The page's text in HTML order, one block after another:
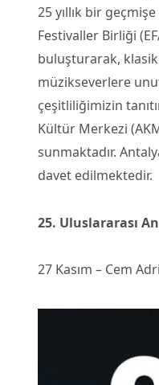
25 yıllık bir
Festivaller Birliği
buluşturarak,
müzikseverlere
çeşitliliğimizin
Kültür Merkezi
sunmaktadır.
davet edilmektedir.
25. Uluslararası
27 Kasım – Cem